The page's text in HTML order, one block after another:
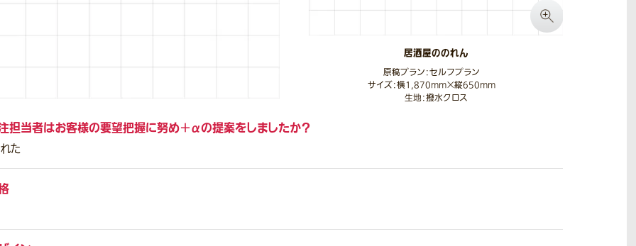
居酒屋ののれん
原稿プラン：セルフプラン
サイズ：横1,870mm×縦650mm
生地：撥水クロス
担当者はお客様の要望把握に努め＋αの提案をしましたか？
た